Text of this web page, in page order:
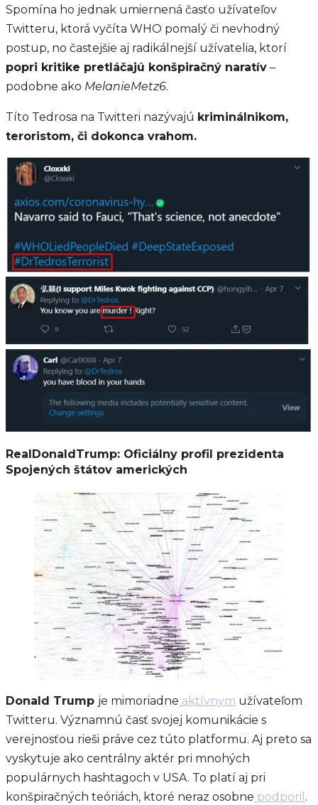
Spomína ho jednak umiernená časťo užívateľov
Twitteru, ktorá vyčíta WHO pomalý či nevhodný
postup, no častejšie aj radikálnejší užívatelia, ktorí
popri kritike pretláčajú konšpiračný naratív –
podobne ako MelanieMetz6.
Títo Tedrosa na Twitteri nazývajú kriminálnikom,
teroristom, či dokonca vrahom.
RealDonaldTrump: Oficiálny profil prezidenta
Spojených štátov amerických
Donald Trump je mimoriadne aktívnym užívateľom
Twitteru. Významnú časť svojej komunikácie s
verejnosťou rieši práve cez túto platformu. Aj preto sa
vyskytuje ako centrálny aktér pri mnohých
populárnych hashtagoch v USA. To platí aj pri
konšpiračných teóriách, ktoré neraz osobne podporil .